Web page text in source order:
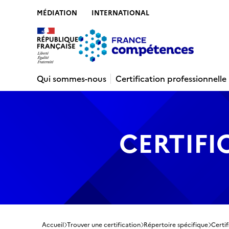
MÉDIATION INTERNATIONAL
Qui sommes-nous
Certification professionnelle
Accueil Trouver une certification Répertoire spécifique